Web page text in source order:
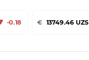
-0.18 € 13749.46 UZS